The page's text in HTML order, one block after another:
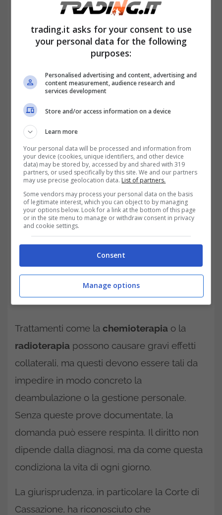
certificato, ha perso l’autonomia personale.
Quando il tumore non basta per ricevere l’indennità-
trading.it
Trattamenti come la chemioterapia o la
radioterapia possono causare gravi effetti
collaterali, ma questi devono essere tali da
impedire in modo concreto la
deambulazione o la gestione personale.
Senza queste prove documentate, la
domanda può essere respinta. Il diritto non
dipende dalla diagnosi, ma da come questa
condiziona la vita di ogni giorno.
La giurisprudenza, in particolare la Corte di
Cassazione, ha riconosciuto che
trading.it asks for your consent to use
your personal data for the following
purposes:
Personalised advertising and content, advertising and
content measurement, audience research and
services development
Store and/or access information on a device
Learn more
Your personal data will be processed and information from
your device (cookies, unique identifiers, and other device
data) may be stored by, accessed by and shared with 319
partners, or used specifically by this site. We and our partners
may use precise geolocation data. List of partners.
Some vendors may process your personal data on the basis
of legitimate interest, which you can object to by managing
your options below. Look for a link at the bottom of this page
or in the site menu to manage or withdraw consent in privacy
and cookie settings.
Consent
Manage options